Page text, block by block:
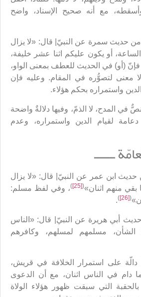
مع أنه صحيح الإسناد، واضح
من حديث سمرة عن النبيّ| قال: «لا يزال
أو يكون عليكم اثنا عشر خليفة،
فإنّ (أو) في الحديث للعطف بمعنى الواو،
معنى لتصوُّره في المقام. وعليه فإن
واستمراره بحكم هؤلاء.
في المدح، لا الذمّ، وفيها دلالةٌ واضحة
لقيام الدين واستمراره، وعدم
ــــــ
حديث ابن عمر عن النبيّ| قال: «لا يزال
منهم اثنان»(
[25]
)، وفي لفظ مسلم:
(
[26]
)
.
أبي هريرة عن النبيّ| قال: «الناس
مسلمهم لمسلهم، وكافرهم
دالّة على استمرار الخلافة في قريش،
دام في الناس اثنان، مع أن الدعوى
بالحقبة التي سبقت ظهور هؤلاء الولاة